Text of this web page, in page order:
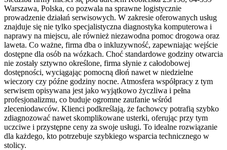
Warszawa, Polska, co pozwala na sprawne logistycznie
prowadzenie działań serwisowych. W zakresie oferowanych usług
znajduje się nie tylko specjalistyczna diagnostyka komputerowa i
naprawy na miejscu, ale również niezawodna pomoc drogowa oraz
laweta. Co ważne, firma dba o inkluzywność, zapewniając wejście
dostępne dla osób na wózkach. Choć standardowe godziny otwarcia
nie zostały sztywno określone, firma słynie z całodobowej
dostępności, wyciągając pomocną dłoń nawet w niedzielne
wieczory czy późne godziny nocne. Atmosfera współpracy z tym
serwisem opisywana jest jako wyjątkowo życzliwa i pełna
profesjonalizmu, co buduje ogromne zaufanie wśród
zleceniodawców. Klienci podkreślają, że fachowcy potrafią szybko
zdiagnozować nawet skomplikowane usterki, oferując przy tym
uczciwe i przystępne ceny za swoje usługi. To idealne rozwiązanie
dla każdego, kto potrzebuje szybkiego wsparcia technicznego w
stolicy.